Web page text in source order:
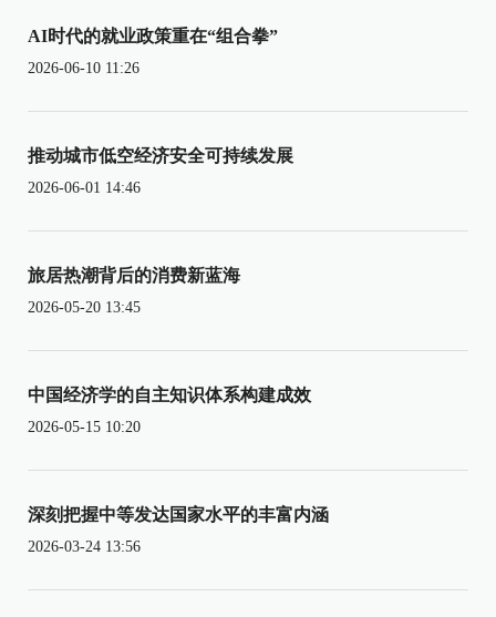
AI时代的就业政策重在“组合拳”
2026-06-10 11:26
推动城市低空经济安全可持续发展
2026-06-01 14:46
旅居热潮背后的消费新蓝海
2026-05-20 13:45
中国经济学的自主知识体系构建成效
2026-05-15 10:20
深刻把握中等发达国家水平的丰富内涵
2026-03-24 13:56